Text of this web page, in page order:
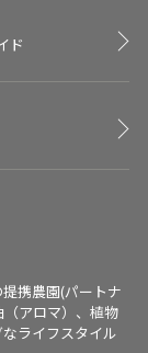
ド
携農園(パートナ
アロマ）、植物
ライフスタイル